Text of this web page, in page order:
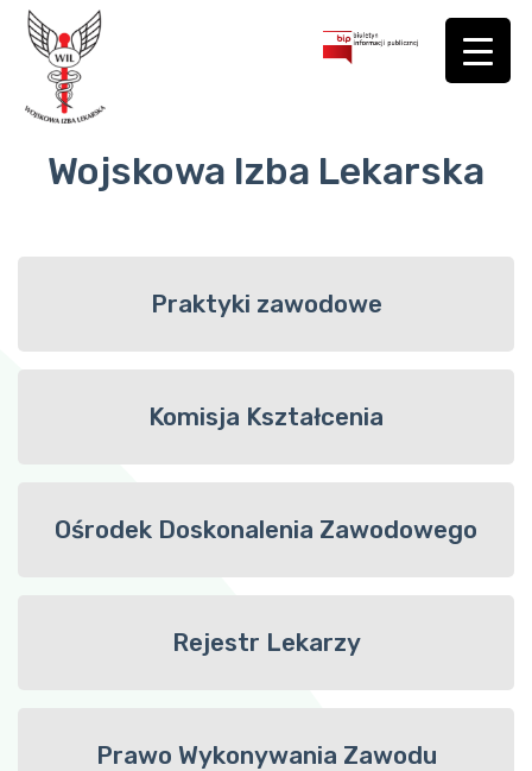
Wojskowa Izba Lekarska
Praktyki zawodowe
Komisja Kształcenia
Ośrodek Doskonalenia Zawodowego
Rejestr Lekarzy
Prawo Wykonywania Zawodu